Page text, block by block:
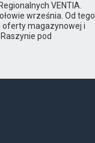
VENTIA.
września. Od tego
oferty magazynowej i
pod